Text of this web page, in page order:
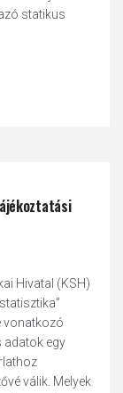
statikus
Hivatal (KSH)
vonatkozó
adatok egy
válik. Melyek